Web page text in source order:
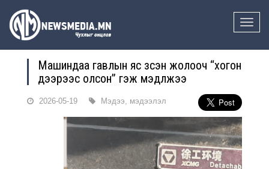
Toggle
Машиндаа гавлын яс зүүсэн жолооч “хогон
дээрээс олсон” гэж мэдүүлжээ
2026-05-19 Мэдээ, мэдээлэл